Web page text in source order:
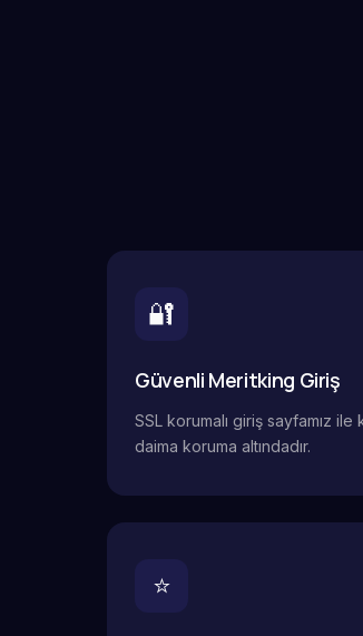
🔐
Güvenli Meritking Giriş
SSL korumalı giriş sayfamız
daima koruma altındadır.
⭐